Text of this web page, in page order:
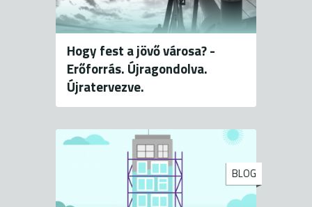
Hogy fest a jövő városa? -
Erőforrás. Újragondolva.
Újratervezve.
BLOG